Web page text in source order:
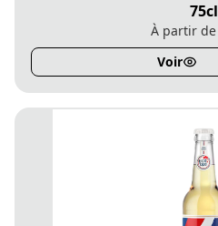
75cl
À partir de
Voir